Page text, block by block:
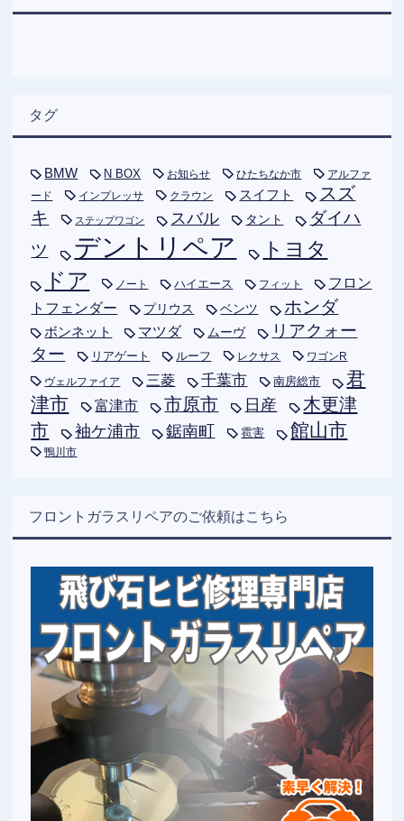
タグ
BMW N BOX お知らせ ひたちなか市
アルファ
ード
インプレッサ クラウン スイフト
スズ
キ
ステップワゴン スバル タント
ダイハ
ツ
デントリペア
トヨタ
ドア
ノート ハイエース フィット
フロン
トフェンダー
プリウス ベンツ ホンダ
ボンネット マツダ ムーヴ
リアクォー
ター
リアゲート ルーフ レクサス ワゴンR
ヴェルファイア 三菱 千葉市 南房総市
君
津市
富津市 市原市 日産
木更津
市
袖ケ浦市 鋸南町 雹害 館山市
鴨川市
フロントガラスリペアのご依頼はこちら